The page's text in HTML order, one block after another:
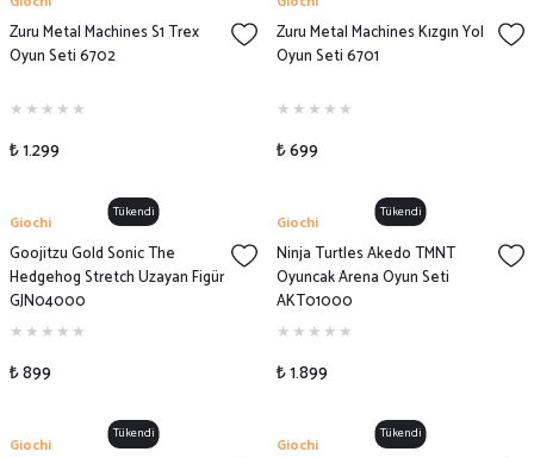
Zuru Metal Machines S1 Trex
Oyun Seti 6702
₺ 1.299
Zuru Metal Machines Kızgın Yol
Oyun Seti 6701
₺ 699
Tükendi
Giochi
Goojitzu Gold Sonic The
Hedgehog Stretch Uzayan Figür
GJN04000
₺ 899
Tükendi
Giochi
Ninja Turtles Akedo TMNT
Oyuncak Arena Oyun Seti
AKT01000
₺ 1.899
Tükendi
Giochi Tükendi
Giochi